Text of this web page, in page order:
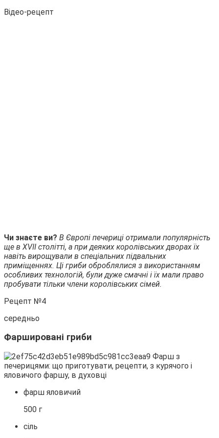
Відео-рецепт
Чи знаєте ви? В Європі печериці отримали популярність
ще в XVII столітті, а при деяких королівських дворах їх
навіть вирощували в спеціальних підвальних
приміщеннях. Ці гриби оброблялися з використанням
особливих технологій, були дуже смачні і їх мали право
пробувати тільки члени королівських сімей.
Рецепт №4
середньо
Фаршировані гриби
фарш яловичий
500 г
сіль